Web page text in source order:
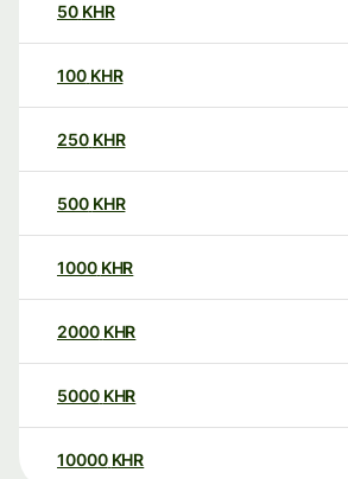
50 KHR
100 KHR
250 KHR
500 KHR
1000 KHR
2000 KHR
5000 KHR
10000 KHR